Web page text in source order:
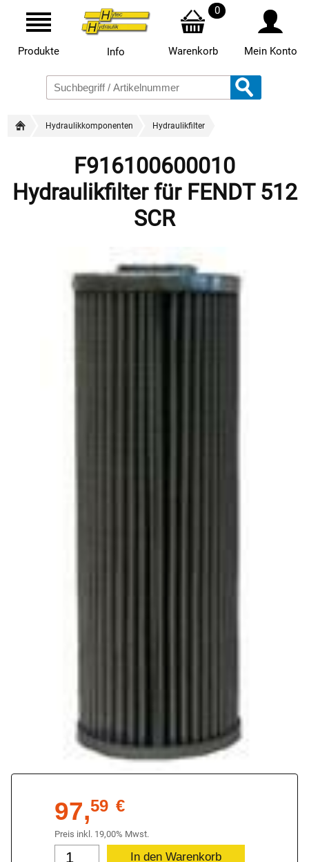
Produkte Info
0
Warenkorb Mein Konto
Hydraulikkomponenten Hydraulikfilter
F916100600010
Hydraulikfilter für FENDT 512
SCR
97,59 €
Preis inkl. 19,00% Mwst.